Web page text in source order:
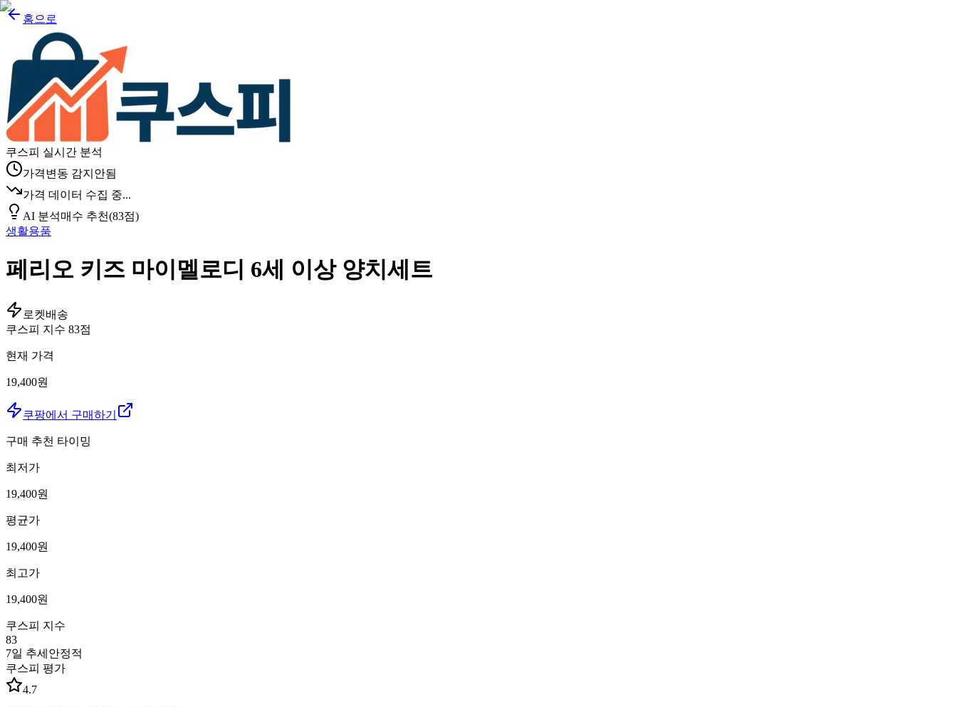
홈으로
쿠스피 실시간 분석
가격변동 감지안됨
가격 데이터 수집 중...
AI 분석매수 추천(83점)
생활용품
페리오 키즈 마이멜로디 6세 이상 양치세트
로켓배송
쿠스피 지수 83점
현재 가격
19,400원
쿠팡에서 구매하기
구매 추천 타이밍
최저가
19,400원
평균가
19,400원
최고가
19,400원
쿠스피 지수
83
7일 추세 안정적
쿠스피 평가
4.7